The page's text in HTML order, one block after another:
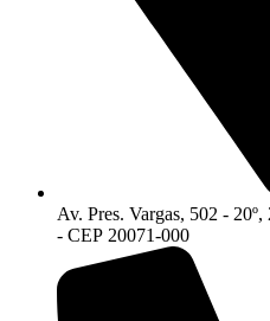
Av. Pres. Vargas, 502 -
- CEP 20071-000